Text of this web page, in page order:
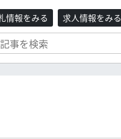
情報をみる 求人情報をみる